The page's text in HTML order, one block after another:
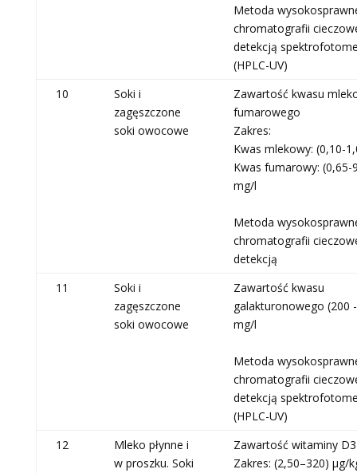
Metoda
chromatografii
detekcją
(HPLC-UV)
10
Soki i
zagęszczone
soki owocowe
Zawartość kwasu
fumarowego
Zakres:
Kwas mlekowy: (0,10-
Kwas fumarowy: (0,65-
mg/l
Metoda
chromatografii
detekcją
11
Soki i
zagęszczone
soki owocowe
Zawartość kwasu
galakturonowego (200
mg/l
Metoda
chromatografii
detekcją
(HPLC-UV)
12
Mleko płynne i
w proszku. Soki
Zawartość witaminy D3
Zakres: (2,50–320) μg/